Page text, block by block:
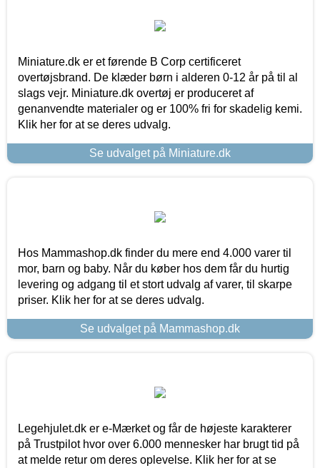
Miniature.dk er et førende B Corp certificeret
overtøjsbrand. De klæder børn i alderen 0-12 år på til al
slags vejr. Miniature.dk overtøj er produceret af
genanvendte materialer og er 100% fri for skadelig kemi.
Klik her for at se deres udvalg.
Se udvalget på Miniature.dk
Hos Mammashop.dk finder du mere end 4.000 varer til
mor, barn og baby. Når du køber hos dem får du hurtig
levering og adgang til et stort udvalg af varer, til skarpe
priser. Klik her for at se deres udvalg.
Se udvalget på Mammashop.dk
Legehjulet.dk er e-Mærket og får de højeste karakterer
på Trustpilot hvor over 6.000 mennesker har brugt tid på
at melde retur om deres oplevelse. Klik her for at se